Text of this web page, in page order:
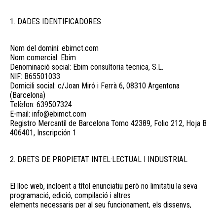
1. DADES IDENTIFICADORES
Nom del domini: ebimct.com
Nom comercial: Ebim
Denominació social: Ebim consultoria tecnica, S.L.
NIF: B65501033
Domicili social: c/Joan Miró i Ferrà 6, 08310 Argentona
(Barcelona)
Telèfon: 639507324
E-mail: info@ebimct.com
Registro Mercantil de Barcelona Tomo 42389, Folio 212, Hoja B
406401, Inscripción 1
2. DRETS DE PROPIETAT INTEL·LECTUAL I INDUSTRIAL
El lloc web, incloent a títol enunciatiu però no limitatiu la seva
programació, edició, compilació i altres
elements necessaris per al seu funcionament, els dissenys,